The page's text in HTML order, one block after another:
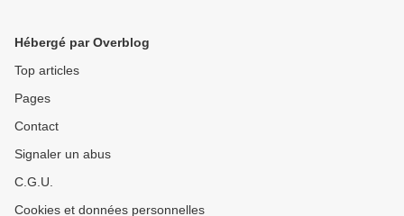
Hébergé par Overblog
Top articles
Pages
Contact
Signaler un abus
C.G.U.
Cookies et données personnelles